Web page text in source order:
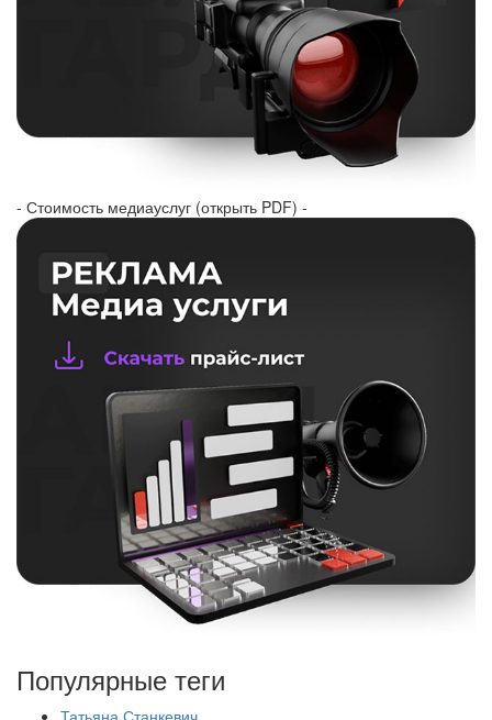
- Стоимость медиауслуг (открыть PDF) -
Популярные теги